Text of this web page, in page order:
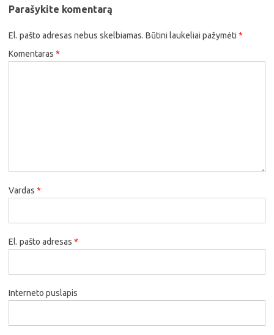
Parašykite komentarą
El. pašto adresas nebus skelbiamas. Būtini laukeliai pažymėti *
Komentaras *
Vardas *
El. pašto adresas *
Interneto puslapis